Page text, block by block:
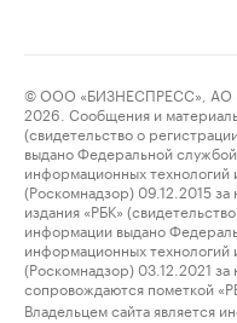
© ООО «БИЗНЕСПРЕСС», АО
2026. Сообщения и
(свидетельство о
выдано Федеральной
информационных технологий
(Роскомнадзор) 09.12.2015
издания «РБК»
информации выдано
информационных технологий
(Роскомнадзор) 03.12.2021
сопровождаются пометкой
Владельцем сайта является